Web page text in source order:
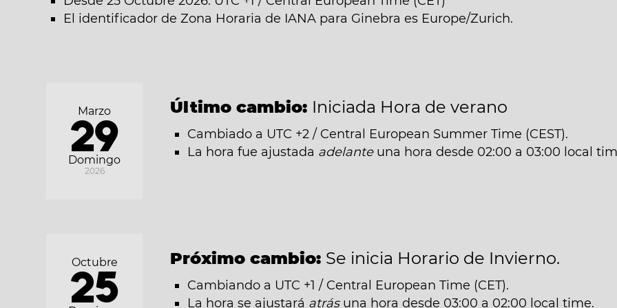
El identificador de Zona Horaria de IANA para Ginebra es Europe/Zurich.
Domingo
Marzo
29
2026
Último cambio: Iniciada Hora de verano
Cambiado a UTC +2 / Central European Summer Time (CEST).
La hora fue ajustada adelanteuna hora desde 02:00 a 03:00 local
Octubre
25
Próximo cambio: Se inicia Horario de Invierno.
Cambiando a UTC +1 / Central European Time (CET).
La hora se ajustará atrásuna hora desde 03:00 a 02:00 local time.